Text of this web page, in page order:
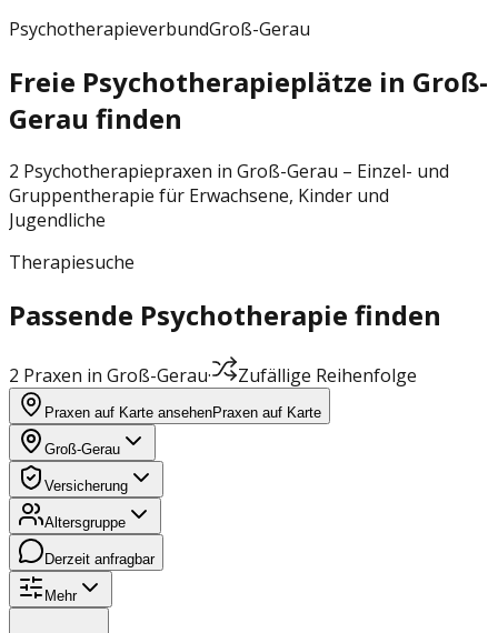
PsychotherapieverbundGroß-Gerau
Freie Psychotherapieplätze in Groß-
Gerau finden
2 Psychotherapiepraxen in Groß-Gerau – Einzel- und
Gruppentherapie für Erwachsene, Kinder und
Jugendliche
Therapiesuche
Passende Psychotherapie finden
2 Praxen in Groß-Gerau· Zufällige Reihenfolge
Praxen auf Karte ansehenPraxen auf Karte
Groß-Gerau
Versicherung
Altersgruppe
Derzeit anfragbar
Mehr